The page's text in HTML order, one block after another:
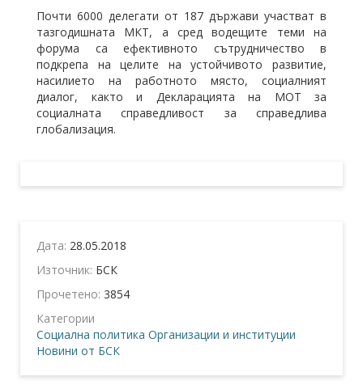
Почти 6000 делегати от 187 държави участват в
тазгодишната МКТ, а сред водещите теми на
форума са ефективното сътрудничество в
подкрепа на целите на устойчивото развитие,
насилието на работното място, социалният
диалог, както и Декларацията на МОТ за
социалната справедливост за справедлива
глобализация.
Дата: 28.05.2018
Източник: БСК
Прочетено: 3854
Категории
Социална политика Организации и институции
Новини от БСК